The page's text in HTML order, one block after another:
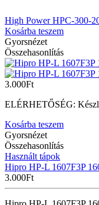
High Power HPC-300-
Kosárba teszem
Gyorsnézet
Összehasonlítás
3.000Ft
ELÉRHETŐSÉG:
Kosárba teszem
Gyorsnézet
Összehasonlítás
Használt tápok
Hipro HP-L 1607F3P
3.000Ft